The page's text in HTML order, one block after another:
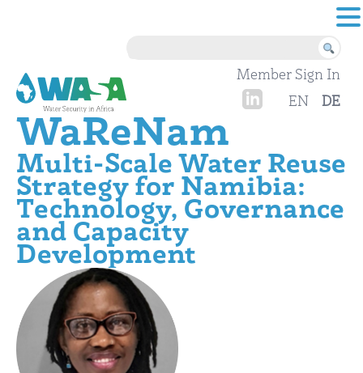
Skip to content
Member Sign In
DE
EN
WaReNam
Multi-Scale Water Reuse
Strategy for Namibia:
Technology, Governance
and Capacity
Development